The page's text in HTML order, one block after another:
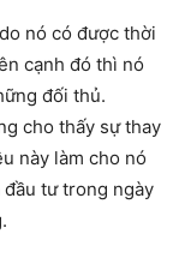
do nó có được thời
cạnh đó thì nó
đối thủ.
cho thấy sự thay
này làm cho nó
tư trong ngày